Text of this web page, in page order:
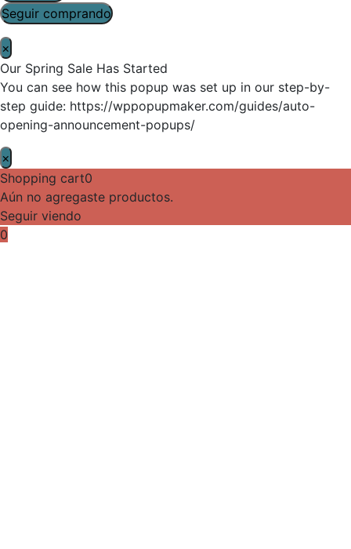
Seguir comprando
×
Our Spring Sale Has Started
You can see how this popup was set up in our step-by-
step guide: https://wppopupmaker.com/guides/auto-
opening-announcement-popups/
×
Shopping cart0
Aún no agregaste productos.
Seguir viendo
0